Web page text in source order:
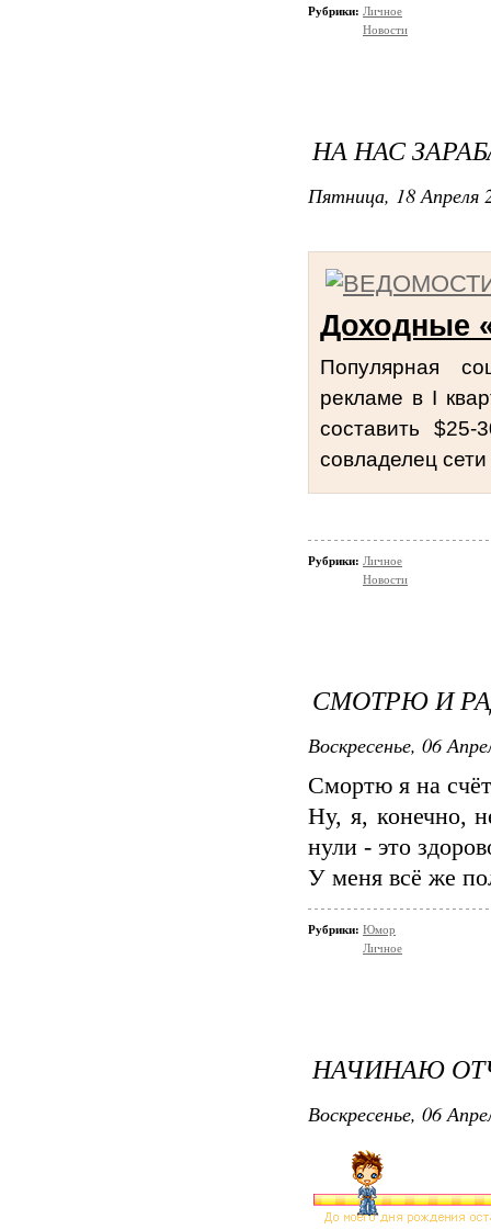
Рубрики: Личное
Новости
НА НАС
Пятница, 18 Апреля
Доходные
Популярная
рекламе в I
составить
совладелец
Рубрики: Личное
Новости
СМОТРЮ И
Воскресенье, 06
Смортю я на
Ну, я, конечно,
нули - это
У меня всё же
Рубрики: Юмор
Личное
НАЧИНАЮ
Воскресенье, 06